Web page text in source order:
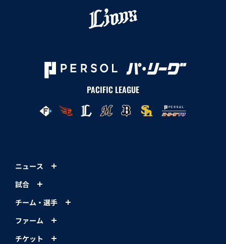
PACIFIC LEAGUE
ニュース
試合
チーム・選手
ファーム
チケット